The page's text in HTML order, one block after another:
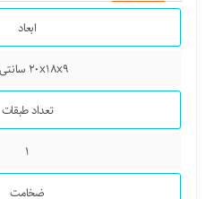
ابعاد
۲۰x۱۸x۹ سانتی‌متر
تعداد طبقات
ضخامت